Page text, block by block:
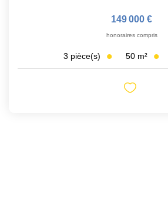
149 000 €
honoraires compris
3 pièce(s) 50 m²